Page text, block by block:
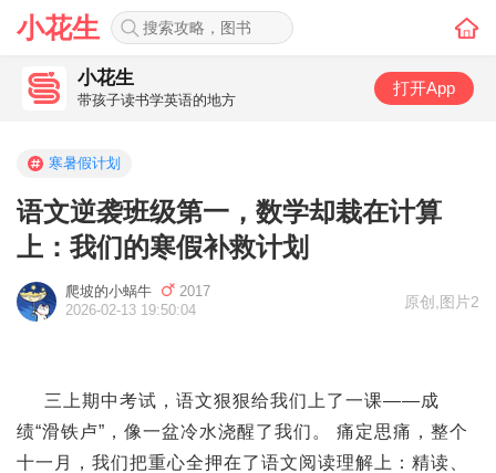
小花生
小花生
带孩子读书学英语的地方
打开App
寒暑假计划
语文逆袭班级第一，数学却栽在计算
上：我们的寒假补救计划
爬坡的小蜗牛
2017
2026-02-13 19:50:04
原创 图片2
三上期中考试，语文狠狠给我们上了一课——成
绩“滑铁卢”，像一盆冷水浇醒了我们。 痛定思痛，整个
十一月，我们把重心全押在了语文阅读理解上：精读、